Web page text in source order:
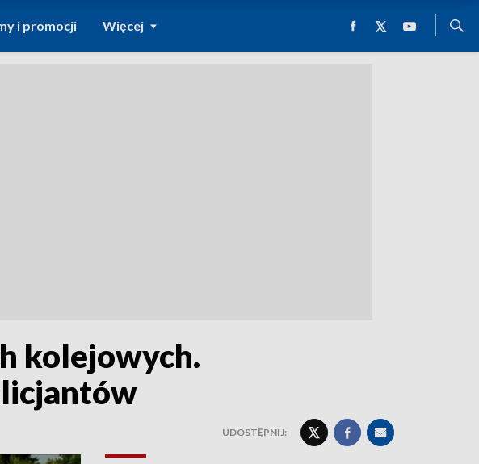
i promocji Więcej
kolejowych.
UDOSTĘPNIJ: